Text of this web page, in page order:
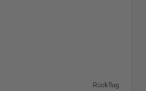
Rückflug